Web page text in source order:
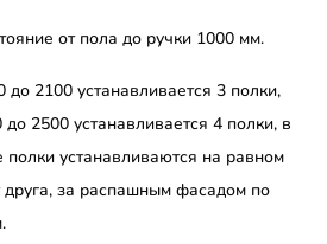
от пола до ручки 1000 мм.
до 2100 устанавливается 3 полки,
2500 устанавливается 4 полки, в
полки устанавливаются на равном
друга, за распашным фасадом по